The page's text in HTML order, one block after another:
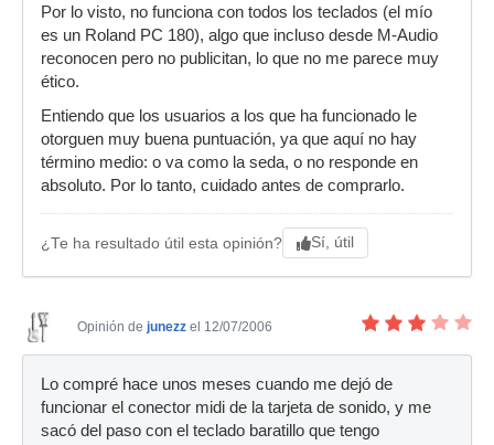
Por lo visto, no funciona con todos los teclados (el mío
es un Roland PC 180), algo que incluso desde M-Audio
reconocen pero no publicitan, lo que no me parece muy
ético.
Entiendo que los usuarios a los que ha funcionado le
otorguen muy buena puntuación, ya que aquí no hay
término medio: o va como la seda, o no responde en
absoluto. Por lo tanto, cuidado antes de comprarlo.
¿Te ha resultado útil esta opinión? Sí, útil
Opinión de junezz el 12/07/2006
Lo compré hace unos meses cuando me dejó de
funcionar el conector midi de la tarjeta de sonido, y me
sacó del paso con el teclado baratillo que tengo